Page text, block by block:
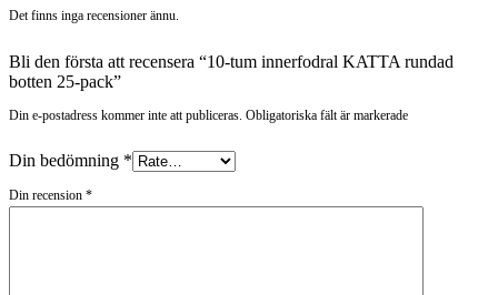
Det finns inga recensioner ännu.
Bli den första att recensera “10-tum innerfodral KATTA rundad
botten 25-pack”
Din e-postadress kommer inte att publiceras. Obligatoriska fält är markerade
Din bedömning *
Din recension *